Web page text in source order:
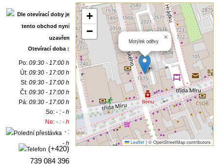
Otevírací doba :
Po:09:30 - 17:00 h
Út:09:30 - 17:00 h
St:09:30 - 17:00 h
Čt:09:30 - 17:00 h
Pá:09:30 - 17:00 h
So:- : - h
Ne:- : - h
- :
- h
(+420)
739 084 396
Motýlek oděvy ×
+
−
Leaflet |© OpenStreetMap contributors